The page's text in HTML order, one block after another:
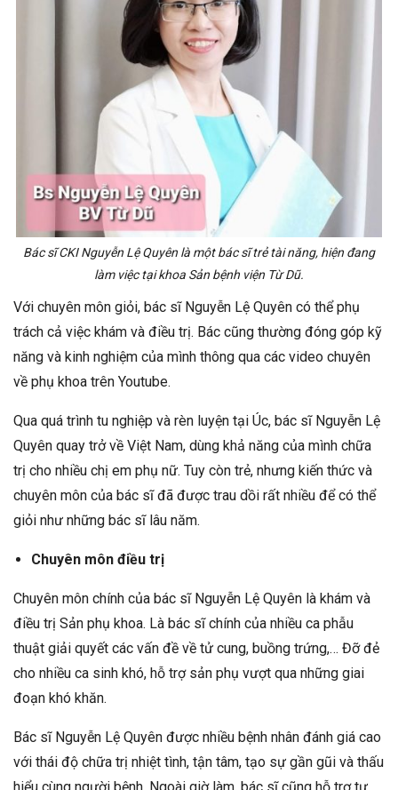
Bác sĩ CKI Nguyễn Lệ Quyên là một bác sĩ trẻ tài năng, hiện đang
làm việc tại khoa Sản bệnh viện Từ Dũ.
Với chuyên môn giỏi, bác sĩ Nguyễn Lệ Quyên có thể phụ
trách cả việc khám và điều trị. Bác cũng thường đóng góp kỹ
năng và kinh nghiệm của mình thông qua các video chuyên
về phụ khoa trên Youtube.
Qua quá trình tu nghiệp và rèn luyện tại Úc, bác sĩ Nguyễn Lệ
Quyên quay trở về Việt Nam, dùng khả năng của mình chữa
trị cho nhiều chị em phụ nữ. Tuy còn trẻ, nhưng kiến thức và
chuyên môn của bác sĩ đã được trau dồi rất nhiều để có thể
giỏi như những bác sĩ lâu năm.
Chuyên môn điều trị
Chuyên môn chính của bác sĩ Nguyễn Lệ Quyên là khám và
điều trị Sản phụ khoa. Là bác sĩ chính của nhiều ca phẫu
thuật giải quyết các vấn đề về tử cung, buồng trứng,… Đỡ đẻ
cho nhiều ca sinh khó, hỗ trợ sản phụ vượt qua những giai
đoạn khó khăn.
Bác sĩ Nguyễn Lệ Quyên được nhiều bệnh nhân đánh giá cao
với thái độ chữa trị nhiệt tình, tận tâm, tạo sự gần gũi và thấu
hiểu cùng người bệnh. Ngoài giờ làm, bác sĩ cũng hỗ trợ tư